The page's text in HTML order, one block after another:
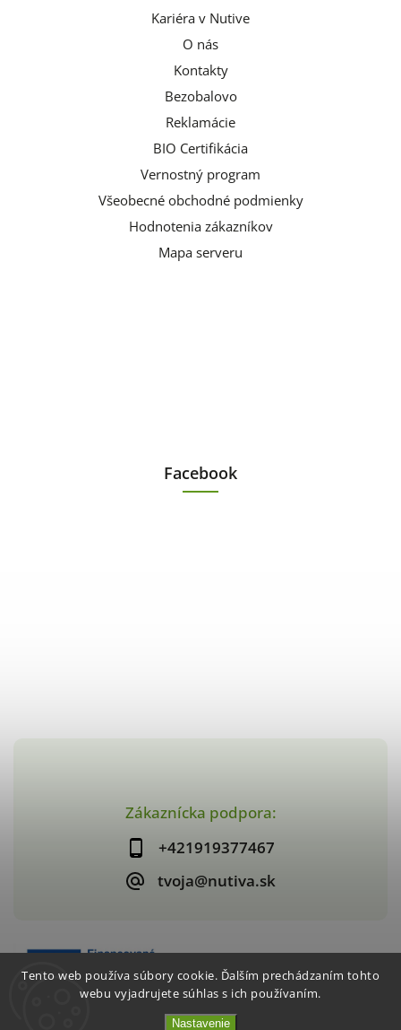
Tento web používa súbory cookie. Ďalším prechádzaním tohto
webu vyjadrujete súhlas s ich používaním.
Nastavenie
Zákaznícka podpora:
+421919377467
tvoja@nutiva.sk
Kariéra v Nutive
O nás
Kontakty
Bezobalovo
Reklamácie
BIO Certifikácia
Vernostný program
Všeobecné obchodné podmienky
Hodnotenia zákazníkov
Mapa serveru
Facebook